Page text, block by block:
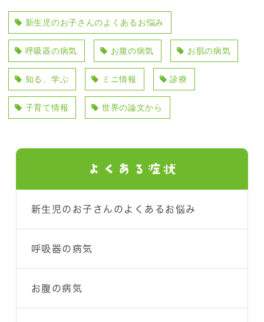
新生児のお子さんのよくあるお悩み
呼吸器の病気 お腹の病気 お肌の病気
知る、学ぶ ミニ情報 診療
子育て情報 世界の論文から
よくある症状
新生児のお子さんのよくあるお悩み
呼吸器の病気
お腹の病気